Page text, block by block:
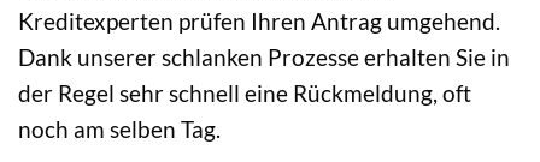
Kreditexperten prüfen Ihren Antrag umgehend.
Dank unserer schlanken Prozesse erhalten Sie in
der Regel sehr schnell eine Rückmeldung, oft
noch am selben Tag.